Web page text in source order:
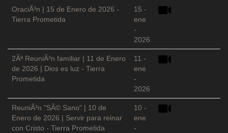
OraciÃ³n | 15 de Enero de 2026 -
Tierra Prometida
15 -
ene
-
2026
2Âª ReuniÃ³n familiar | 11 de Enero
de 2026 | Dios es luz - Tierra
Prometida
11 -
ene
-
2026
ReuniÃ³n "SÃ© Sano" | 10 de
Enero de 2026 | Servir para reinar
con Cristo - Tierra Prometida
10 -
ene
-